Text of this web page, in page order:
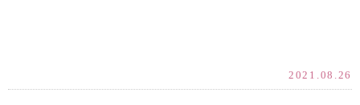
2021.08.26